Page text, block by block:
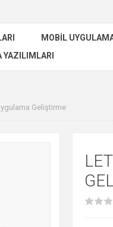
MOBIL
Geliştirme